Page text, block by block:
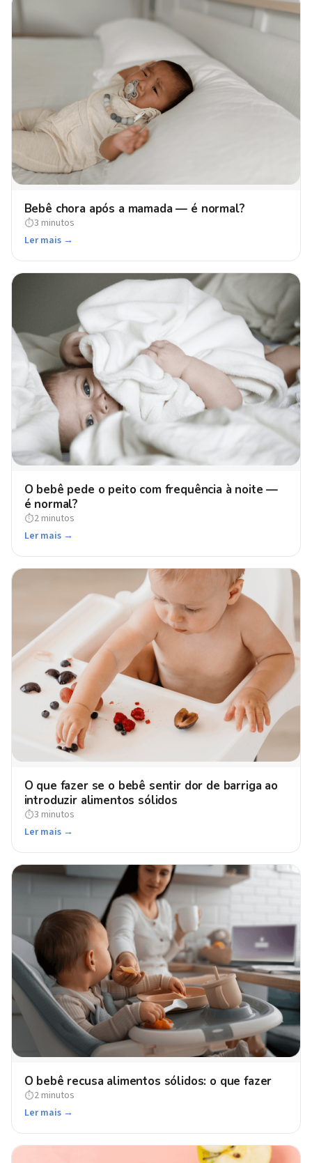
Bebê chora após a mamada — é normal?
⏱3 minutos
Ler mais →
O bebê pede o peito com frequência à noite —
é normal?
⏱2 minutos
Ler mais →
O que fazer se o bebê sentir dor de barriga ao
introduzir alimentos sólidos
⏱3 minutos
Ler mais →
O bebê recusa alimentos sólidos: o que fazer
⏱2 minutos
Ler mais →